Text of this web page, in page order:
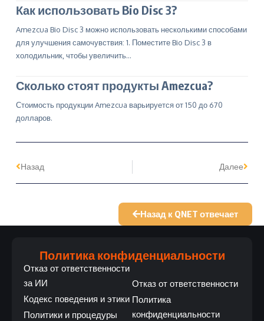
Как использовать Bio Disc 3?
Amezcua Bio Disc 3 можно использовать несколькими способами
для улучшения самочувствия: 1. Поместите Bio Disc 3 в
холодильник, чтобы увеличить…
Сколько стоят продукты Amezcua?
Стоимость продукции Amezcua варьируется от 150 до 670
долларов.
Назад Далее
Назад к QNET отвечает
Политика конфиденциальности
Отказ от ответственности
за ИИ
Кодекс поведения и этики
Политики и процедуры
Отказ от ответственности
Политика
конфиденциальности